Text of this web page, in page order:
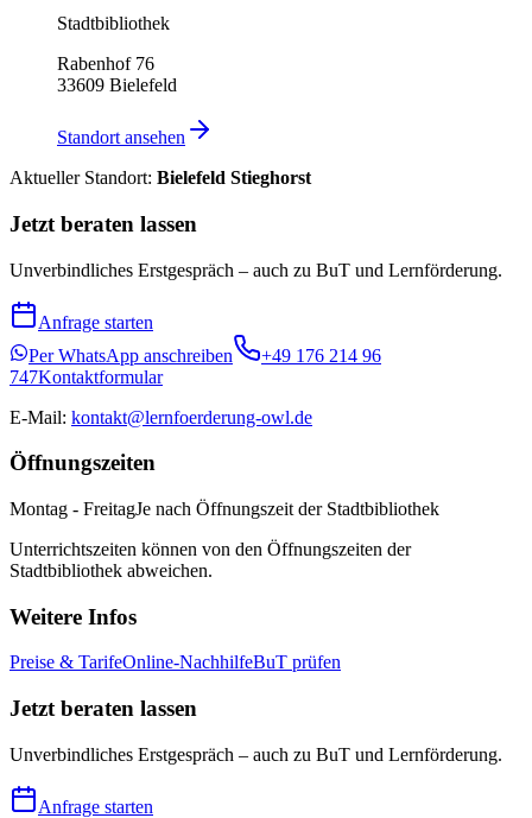
Stadtbibliothek
Rabenhof 76
33609 Bielefeld
Standort ansehen
Aktueller Standort: Bielefeld Stieghorst
Jetzt beraten lassen
Unverbindliches Erstgespräch – auch zu BuT und Lernförderung.
Anfrage starten
Per WhatsApp anschreiben
+49 176 214 96
747Kontaktformular
E-Mail: kontakt@lernfoerderung-owl.de
Öffnungszeiten
Montag - FreitagJe nach Öffnungszeit der Stadtbibliothek
Unterrichtszeiten können von den Öffnungszeiten der
Stadtbibliothek abweichen.
Weitere Infos
Preise & TarifeOnline-NachhilfeBuT prüfen
Jetzt beraten lassen
Unverbindliches Erstgespräch – auch zu BuT und Lernförderung.
Anfrage starten